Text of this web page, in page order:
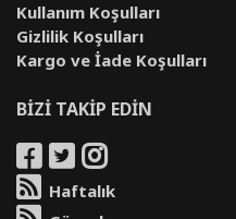
Kullanım Koşulları
Gizlilik Koşulları
Kargo ve İade Koşulları
BİZİ TAKİP EDİN
Haftalık